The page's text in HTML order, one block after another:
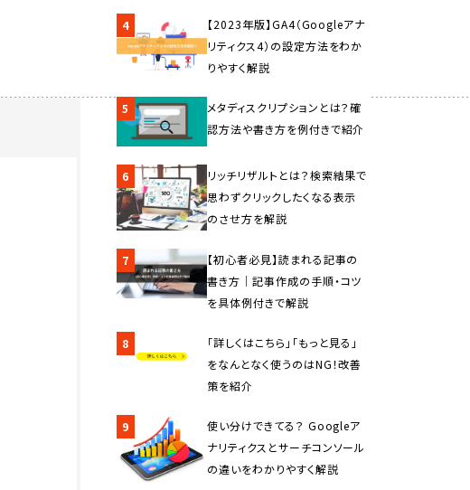
4
【2023年版】GA4（Googleアナ
リティクス4）の設定方法をわか
りやすく解説
5
メタディスクリプションとは？確
認方法や書き方を例付きで紹介
6
リッチリザルトとは？検索結果で
思わずクリックしたくなる表示
のさせ方を解説
7
【初心者必見】読まれる記事の
書き方｜記事作成の手順・コツ
を具体例付きで解説
8
「詳しくはこちら」「もっと見る」
をなんとなく使うのはNG！改善
策を紹介
9
使い分けできてる？ Googleア
ナリティクスとサーチコンソール
の違いをわかりやすく解説